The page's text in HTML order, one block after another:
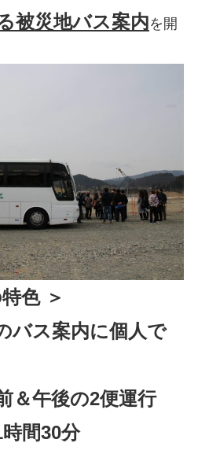
被災地バス案内を開
色 ＞
バス案内に個人で
＆午後の2便運行
間30分